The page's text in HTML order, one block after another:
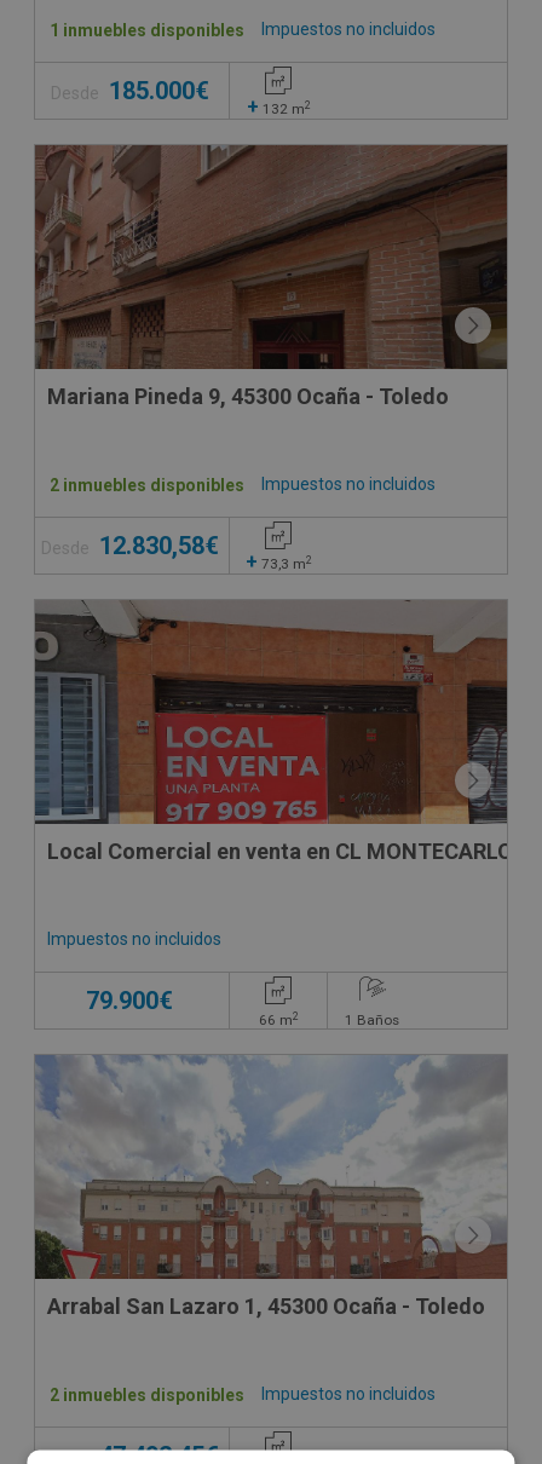
Impuestos no incluidos
1 inmuebles disponibles
Desde 185.000€
+ 132 m2
Mariana Pineda 9, 45300 Ocaña - Toledo
Impuestos no incluidos
2 inmuebles disponibles
Desde 12.830,58€
+ 73,3 m2
SUJETO A IVA
Local Comercial en venta en CL MONTECARLO, 1
Impuestos no incluidos
79.900€
66 m2 1 Baños
Arrabal San Lazaro 1, 45300 Ocaña - Toledo
Impuestos no incluidos
2 inmuebles disponibles
47.492,45€